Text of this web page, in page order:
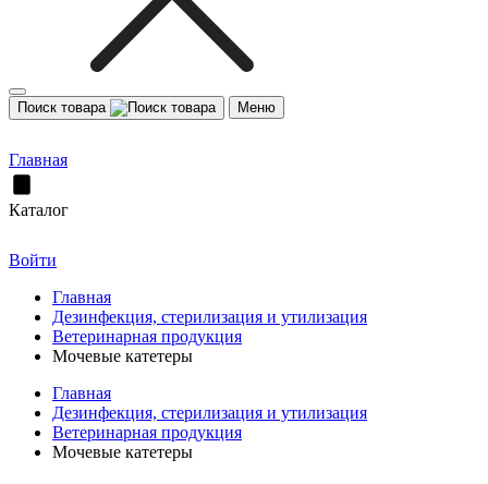
Поиск товара Меню
Главная
Каталог
Войти
Главная
Дезинфекция, стерилизация и утилизация
Ветеринарная продукция
Мочевые катетеры
Главная
Дезинфекция, стерилизация и утилизация
Ветеринарная продукция
Мочевые катетеры